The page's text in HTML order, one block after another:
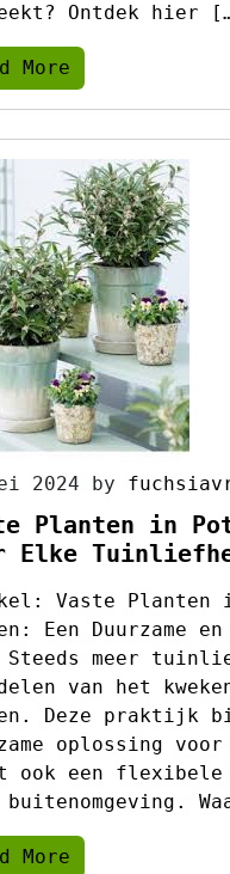
Ontdek hier
More
2024 by
Planten in
Elke
Vaste Planten
Een Duurzame
Steeds meer
van het
Deze praktijk
oplossing
ook een flexibele
More